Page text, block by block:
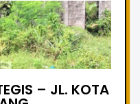
– JL. KOTA